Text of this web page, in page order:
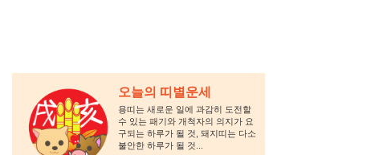
오늘의 띠별운세
용띠는 새로운 일에 과감히 도전할
수 있는 패기와 개척자의 의지가 요
구되는 하루가 될 것, 돼지띠는 다소
불안한 하루가 될 것...